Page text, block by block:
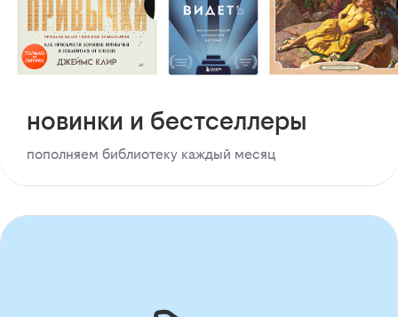
новинки и бестселлеры
пополняем библиотеку каждый месяц